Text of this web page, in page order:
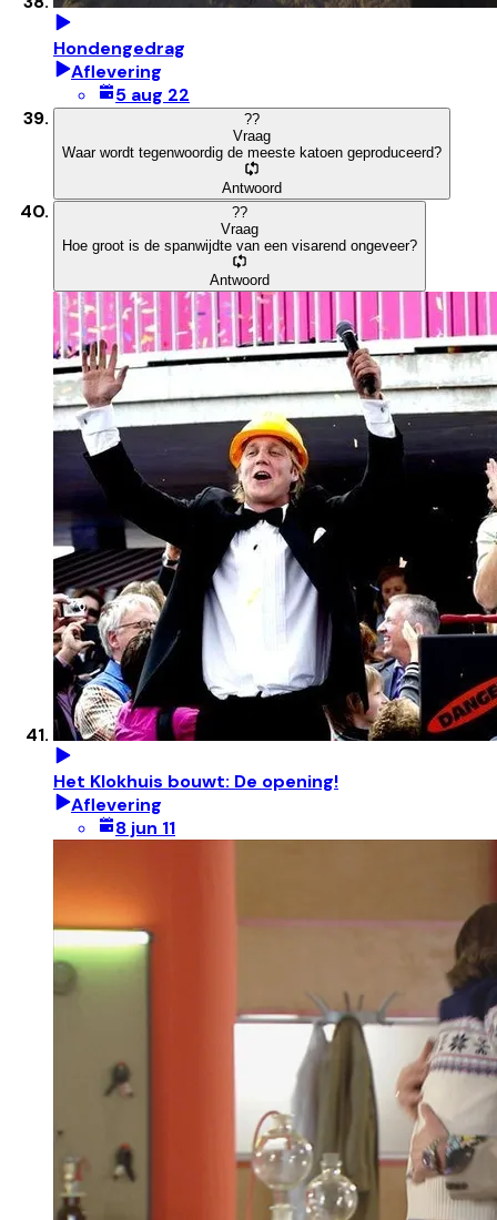
Hondengedrag
Aflevering
5 aug 22
??
Vraag
Waar wordt tegenwoordig de meeste katoen geproduceerd?
Antwoord
??
Vraag
Hoe groot is de spanwijdte van een visarend ongeveer?
Antwoord
Het Klokhuis bouwt: De opening!
Aflevering
8 jun 11